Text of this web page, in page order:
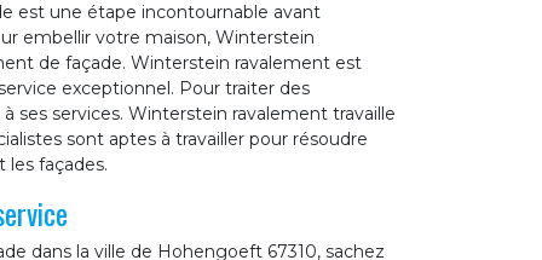
est une étape incontournable avant
embellir votre maison, Winterstein
de façade. Winterstein ravalement est
exceptionnel. Pour traiter des
ses services. Winterstein ravalement travaille
sont aptes à travailler pour résoudre
façades.
dans la ville de Hohengoeft 67310, sachez